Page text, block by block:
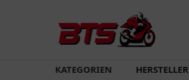
KATEGORIEN HERSTELLER